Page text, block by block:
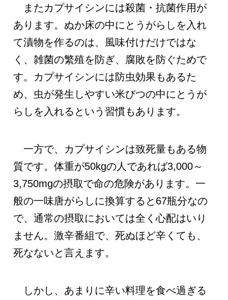
またカプサイシンには殺菌・抗菌作用が
あります。ぬか床の中にとうがらしを入れ
て漬物を作るのは、風味付けだけではな
く、雑菌の繁殖を防ぎ、腐敗を防ぐためで
す。カプサイシンには防虫効果もあるた
め、虫が発生しやすい米びつの中にとうが
らしを入れるという習慣もあります。
一方で、カプサイシンは致死量もある物
質です。体重が50kgの人であれば3,000～
3,750mgの摂取で命の危険があります。一
般の一味唐がらしに換算すると67瓶分なの
で、通常の摂取においては全く心配はいり
ません。激辛番組で、死ぬほど辛くても、
死なないと言えます。
しかし、あまりに辛い料理を食べ過ぎる